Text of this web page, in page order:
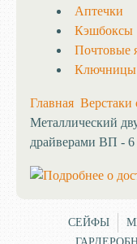
Аптечки
Кэшбоксы
Почтовые
Ключницы
Главная Верстаки
Металлический
драйверами ВП - 6
СЕЙФЫ